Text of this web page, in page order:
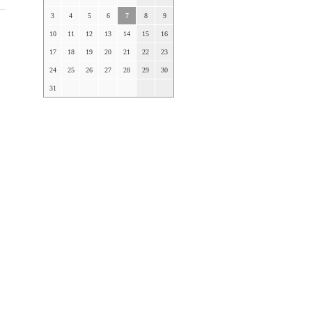
3 4 5 6 7 8 9
10 11 12 13 14 15 16
17 18 19 20 21 22 23
24 25 26 27 28 29 30
31